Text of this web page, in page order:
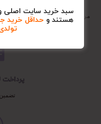
مرجوع کالا در صورت پلمپ بودن و
(به غیر از کلیه سوزن چرخ ها و
پرداخت 100% مطمئن
سبد خرید سایت اصلی
هستند وحداقل خرید